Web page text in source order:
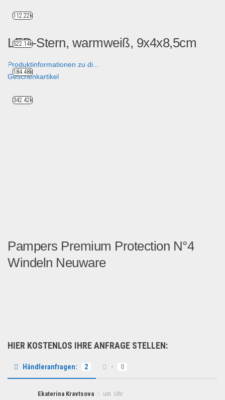
LED-Stern, warmweiß, 9x4x8,5cm
Produktinformationen zu di...
Geschenkartikel
Pampers Premium Protection N°4
Windeln Neuware
HIER KOSTENLOS IHRE ANFRAGE STELLEN:
Händleranfragen: 2 - 0
Ekaterina Kravtsova
um Uhr
112.22k
522.14k
184.48k
342.42k